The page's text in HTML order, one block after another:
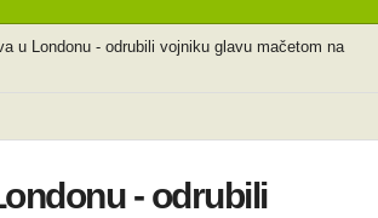
u Londonu - odrubili vojniku glavu mačetom na
- odrubili